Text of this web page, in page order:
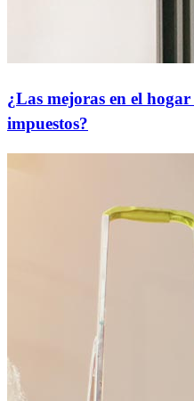
¿Las mejoras en el
impuestos?
¿Listo para
Dé el primer paso hacia el logro
ahora para comenzar!
Solicitar ahora